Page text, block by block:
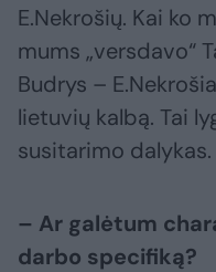
E.Nekrošių. Kai ko
mums „versdavo“
Budrys –
lietuvių kalbą. Tai
susitarimo dalykas.
– Ar galėtum
darbo specifiką?